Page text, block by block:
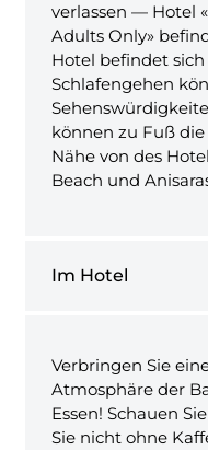
verlassen — Hotel
Adults Only»
Hotel befindet
Schlafengehen
können zu Fuß
Nähe von des
Beach und
Im Hotel
Verbringen Sie
Atmosphäre der
Essen! Schauen
Sie nicht ohne